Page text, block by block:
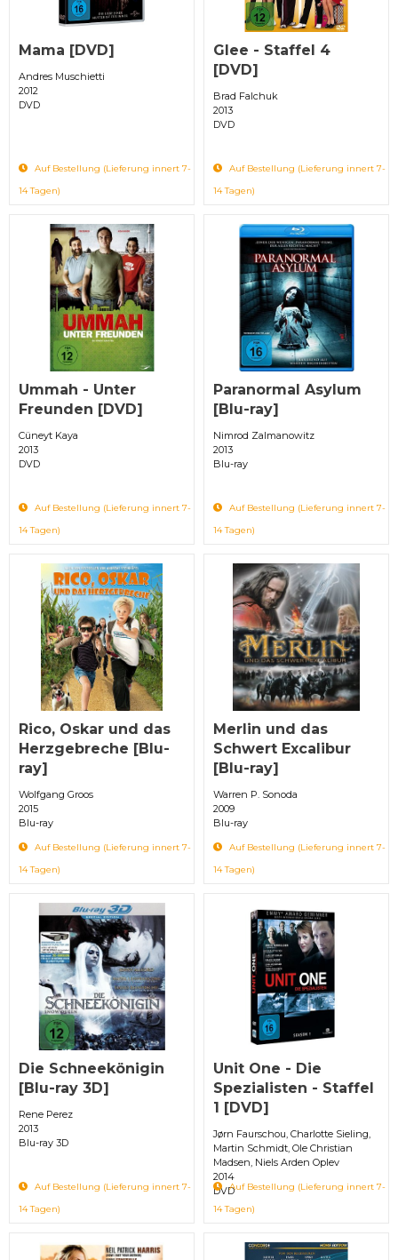
Mama [DVD]
Andres Muschietti
2012
DVD
Auf Bestellung (Lieferung innert 7-
14 Tagen)
Glee - Staffel 4
[DVD]
Brad Falchuk
2013
DVD
Auf Bestellung (Lieferung innert 7-
14 Tagen)
Ummah - Unter
Freunden [DVD]
Cüneyt Kaya
2013
DVD
Auf Bestellung (Lieferung innert 7-
14 Tagen)
Paranormal Asylum
[Blu-ray]
Nimrod Zalmanowitz
2013
Blu-ray
Auf Bestellung (Lieferung innert 7-
14 Tagen)
Rico, Oskar und das
Herzgebreche [Blu-
ray]
Wolfgang Groos
2015
Blu-ray
Auf Bestellung (Lieferung innert 7-
14 Tagen)
Merlin und das
Schwert Excalibur
[Blu-ray]
Warren P. Sonoda
2009
Blu-ray
Auf Bestellung (Lieferung innert 7-
14 Tagen)
Die Schneekönigin
[Blu-ray 3D]
Rene Perez
2013
Blu-ray 3D
Auf Bestellung (Lieferung innert 7-
14 Tagen)
Unit One - Die
Spezialisten - Staffel
1 [DVD]
Jørn Faurschou, Charlotte Sieling,
Martin Schmidt, Ole Christian
Madsen, Niels Arden Oplev
2014
DVDAuf Bestellung (Lieferung innert 7-
14 Tagen)